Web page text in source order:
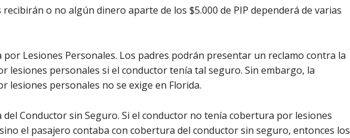
recibirán o no algún dinero aparte de los $5.000 de PIP dependerá de varias
por Lesiones Personales. Los padres podrán presentar un reclamo contra la
lesiones personales si el conductor tenía tal seguro. Sin embargo, la
lesiones personales no se exige en Florida.
del Conductor sin Seguro. Si el conductor no tenía cobertura por lesiones
el pasajero contaba con cobertura del conductor sin seguro, entonces los